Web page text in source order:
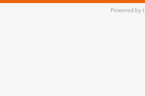
Powered by